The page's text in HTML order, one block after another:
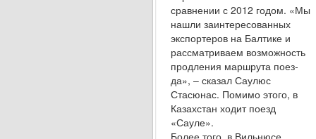
сравнении с 2012 годом. «Мы
нашли заин­тересованных
экспортеров на Балтике и
рассма­триваем возможность
продления маршрута поез­
да», – сказал Саулюс
Стасюнас. Помимо этого, в
Казахстан ходит поезд
«Сауле».
Более того, в Вильнюсе,